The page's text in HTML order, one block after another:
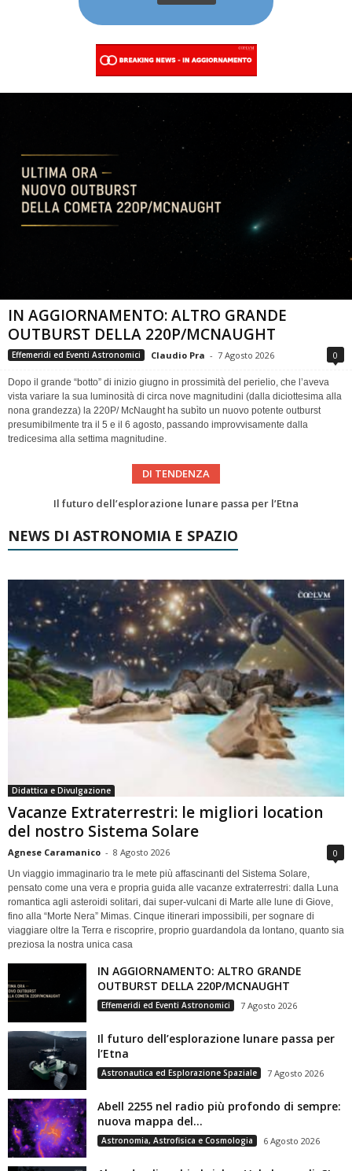
IN AGGIORNAMENTO: ALTRO GRANDE
OUTBURST DELLA 220P/MCNAUGHT
Effemeridi ed Eventi Astronomici Claudio Pra - 7 Agosto 2026 0
Dopo il grande “botto” di inizio giugno in prossimità del perielio, che l’aveva
vista variare la sua luminosità di circa nove magnitudini (dalla diciottesima alla
nona grandezza) la 220P/ McNaught ha subìto un nuovo potente outburst
presumibilmente tra il 5 e il 6 agosto, passando improvvisamente dalla
tredicesima alla settima magnitudine.
DI TENDENZA
NEWS DI ASTRONOMIA E SPAZIO
Didattica e Divulgazione
Vacanze Extraterrestri: le migliori location
del nostro Sistema Solare
Agnese Caramanico - 8 Agosto 2026 0
Un viaggio immaginario tra le mete più affascinanti del Sistema Solare,
pensato come una vera e propria guida alle vacanze extraterrestri: dalla Luna
romantica agli asteroidi solitari, dai super-vulcani di Marte alle lune di Giove,
fino alla “Morte Nera” Mimas. Cinque itinerari impossibili, per sognare di
viaggiare oltre la Terra e riscoprire, proprio guardandola da lontano, quanto sia
preziosa la nostra unica casa
IN AGGIORNAMENTO: ALTRO GRANDE
OUTBURST DELLA 220P/MCNAUGHT
Effemeridi ed Eventi Astronomici 7 Agosto 2026
Il futuro dell’esplorazione lunare passa per
l’Etna
Astronautica ed Esplorazione Spaziale 7 Agosto 2026
Abell 2255 nel radio più profondo di sempre:
nuova mappa del...
Astronomia, Astrofisica e Cosmologia 6 Agosto 2026